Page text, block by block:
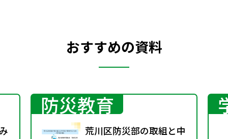
おすすめの資料
防災教育
荒川区防災部の取組と中